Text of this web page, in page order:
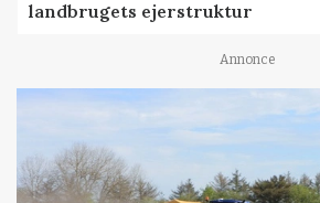
landbrugets ejerstruktur
Annonce